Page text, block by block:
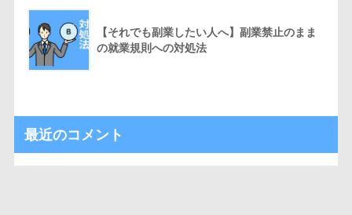
【それでも副業したい人へ】副業禁止のまま
の就業規則への対処法
最近のコメント